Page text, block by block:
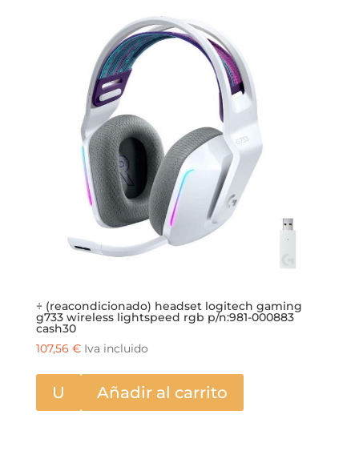
÷ (reacondicionado) headset logitech gaming
g733 wireless lightspeed rgb p/n:981-000883
cash30
107,56 € Iva incluido
U Añadir al carrito